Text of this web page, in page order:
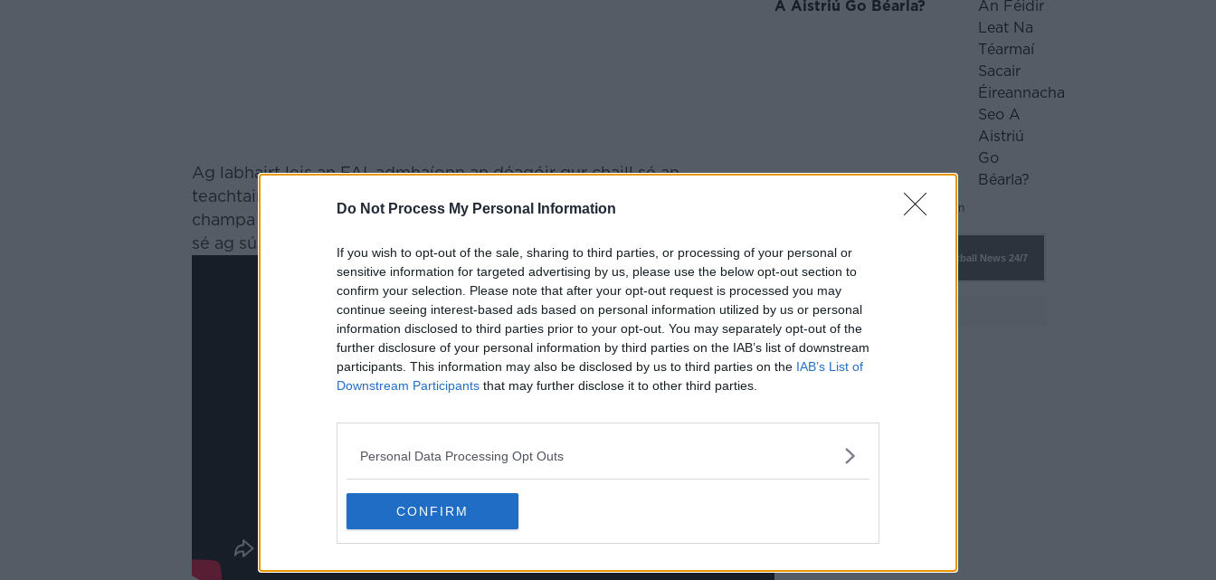
Do Not Process My Personal Information
If you wish to opt-out of the sale, sharing to third parties, or processing of your personal or
sensitive information for targeted advertising by us, please use the below opt-out section to
confirm your selection. Please note that after your opt-out request is processed you may
continue seeing interest-based ads based on personal information utilized by us or personal
information disclosed to third parties prior to your opt-out. You may separately opt-out of the
further disclosure of your personal information by third parties on the IAB’s list of downstream
participants. This information may also be disclosed by us to third parties on the IAB’s List of
Downstream Participants that may further disclose it to other third parties.
Personal Data Processing Opt Outs
CONFIRM
Ag labhairt leis an FAI, admhaíonn an déagóir gur chaill sé an
teachtaireacht ó Heimir Hallgrimsson ar dtús maidir le dul isteach sa
champa traenála sa Spáinn. Bhí ionadh air faoin deis, ach is deis í atá
sé ag súil a ghlacadh go láidir.
A Aistriú Go Béarla?
1 mí ó shin
Football News24/7